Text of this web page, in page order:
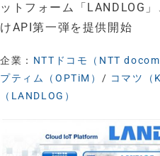
ットフォーム「LANDLOG
けAPI第一弾を提供開始
企業： NTTドコモ（NTT
プティム（OPTiM） / コマツ（
（LANDLOG）